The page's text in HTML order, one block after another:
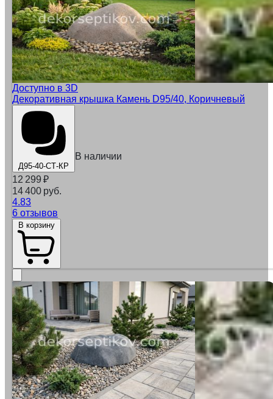
Доступно в 3D
Декоративная крышка Камень D95/40, Коричневый
Д95-40-СТ-КР
В наличии
12 299 ₽
14 400 руб.
4.83
6 отзывов